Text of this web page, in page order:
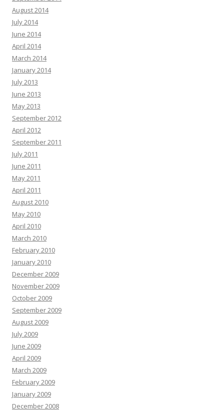
August 2014
July 2014
June 2014
April 2014
March 2014
January 2014
July 2013
June 2013
May 2013
September 2012
April 2012
September 2011
July 2011
June 2011
May 2011
April 2011
August 2010
May 2010
April 2010
March 2010
February 2010
January 2010
December 2009
November 2009
October 2009
September 2009
August 2009
July 2009
June 2009
April 2009
March 2009
February 2009
January 2009
December 2008